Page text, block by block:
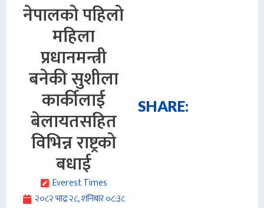
नेपालको पहिलो
महिला
प्रधानमन्त्री
बनेकी सुशीला
कार्कीलाई
बेलायतसहित
विभिन्न राष्ट्रको
बधाई
Everest Times
२०८२ भाद्र २८, शनिबार ०८:३८
SHARE: